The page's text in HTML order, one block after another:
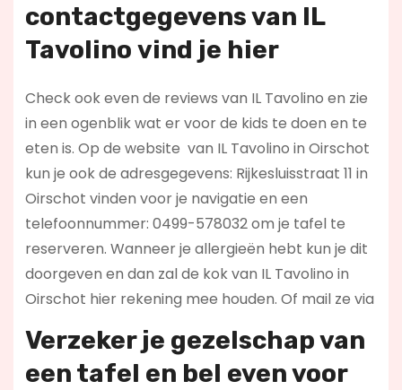
contactgegevens van IL
Tavolino vind je hier
Check ook even de reviews van IL Tavolino en zie
in een ogenblik wat er voor de kids te doen en te
eten is. Op de website van IL Tavolino in Oirschot
kun je ook de adresgegevens: Rijkesluisstraat 11 in
Oirschot vinden voor je navigatie en een
telefoonnummer: 0499-578032 om je tafel te
reserveren. Wanneer je allergieën hebt kun je dit
doorgeven en dan zal de kok van IL Tavolino in
Oirschot hier rekening mee houden. Of mail ze via
Verzeker je gezelschap van
een tafel en bel even voor